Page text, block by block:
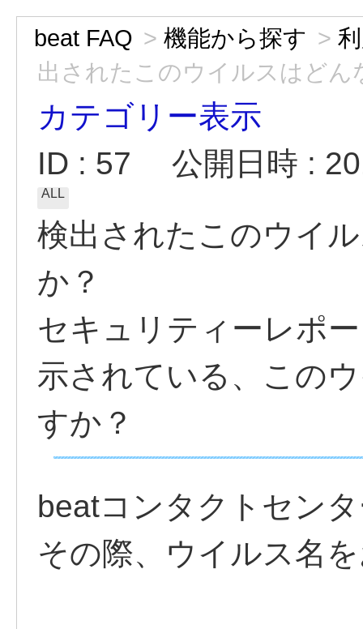
beat FAQ > 機能から探す >
出されたこのウイルスはどん
カテゴリー表示
ID : 57
公開日時 :
ALL
検出されたこのウイ
か？
セキュリティーレポ
示されている、この
すか？
beatコンタクトセン
その際、ウイルス名